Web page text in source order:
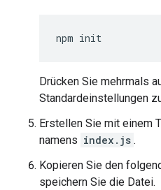
npm init
Drücken Sie mehrmals
Standardeinstellungen
Erstellen Sie mit einem
namens index.js .
Kopieren Sie den
speichern Sie die Datei.